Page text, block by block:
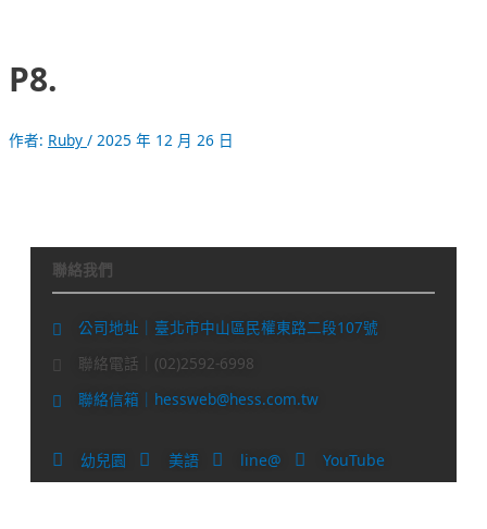
P8.
作者: Ruby / 2025 年 12 月 26 日
聯絡我們
公司地址｜臺北市中山區民權東路二段107號
聯絡電話｜(02)2592-6998
聯絡信箱｜hessweb@hess.com.tw
幼兒園 美語 line@ YouTube